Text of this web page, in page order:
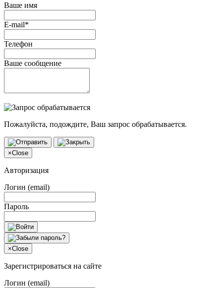
Ваше имя
E-mail*
Телефон
Ваше сообщение
Пожалуйста, подождите, Ваш запрос обрабатывается.
×Close
Авторизация
Логин (email)
Пароль
×Close
Зарегистрироваться на сайте
Логин (email)